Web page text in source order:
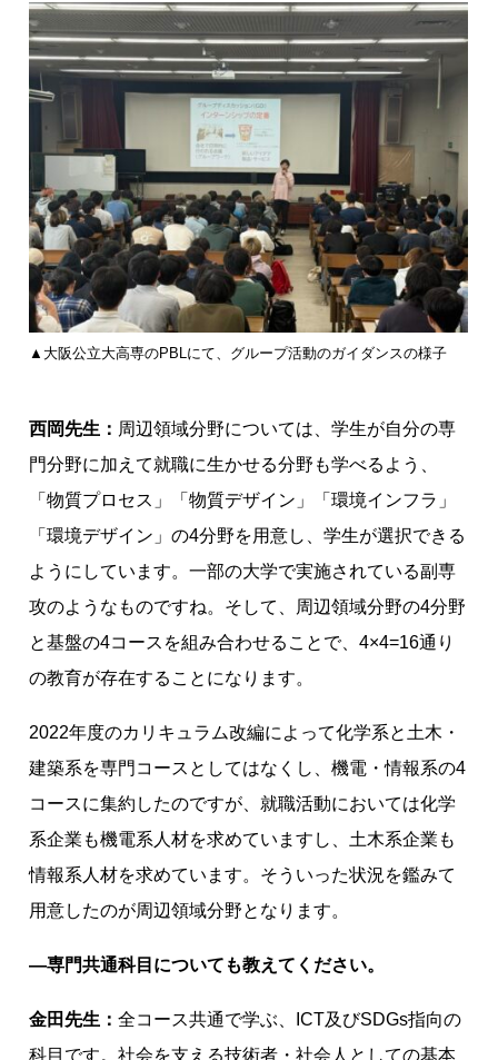
▲大阪公立大高専のPBLにて、グループ活動のガイダンスの様子
西岡先生： 周辺領域分野については、学生が自分の専
門分野に加えて就職に生かせる分野も学べるよう、
「物質プロセス」「物質デザイン」「環境インフラ」
「環境デザイン」の4分野を用意し、学生が選択できる
ようにしています。一部の大学で実施されている副専
攻のようなものですね。そして、周辺領域分野の4分野
と基盤の4コースを組み合わせることで、4×4=16通り
の教育が存在することになります。
2022年度のカリキュラム改編によって化学系と土木・
建築系を専門コースとしてはなくし、機電・情報系の4
コースに集約したのですが、就職活動においては化学
系企業も機電系人材を求めていますし、土木系企業も
情報系人材を求めています。そういった状況を鑑みて
用意したのが周辺領域分野となります。
―専門共通科目についても教えてください。
金田先生：全コース共通で学ぶ、ICT及びSDGs指向の
科目です。社会を支える技術者・社会人としての基本